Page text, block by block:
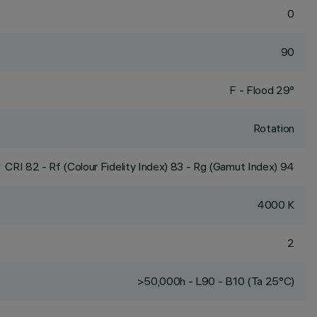
0
90
F - Flood 29°
Rotation
CRI 82 - Rf (Colour Fidelity Index) 83 - Rg (Gamut Index) 94
4000 K
2
>50,000h - L90 - B10 (Ta 25°C)